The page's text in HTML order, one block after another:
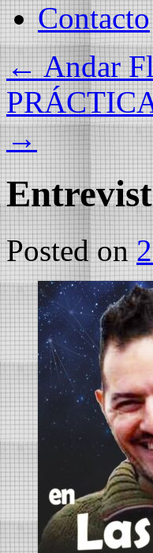
Contacto
←Andar
→
Posted on